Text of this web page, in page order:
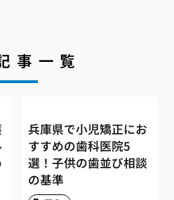
事一覧
兵庫県で小児矯正にお
すすめの歯科医院5
選！子供の歯並び相談
の基準